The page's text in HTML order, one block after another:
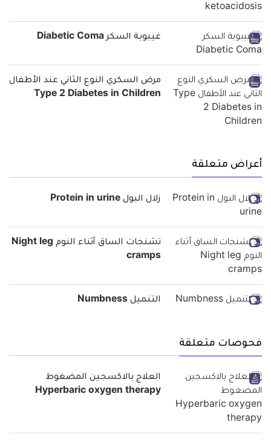
غيبوبة السكر Diabetic Coma
مرض السكري النوع الثاني عند الأطفال
Type 2 Diabetes in Children
أعراض متعلقة
زلال البول Protein in urine
تشنجات الساق أثناء النوم Night leg
cramps
التنميل Numbness
فحوصات متعلقة
العلاج بالاكسجين المضغوط
Hyperbaric oxygen therapy